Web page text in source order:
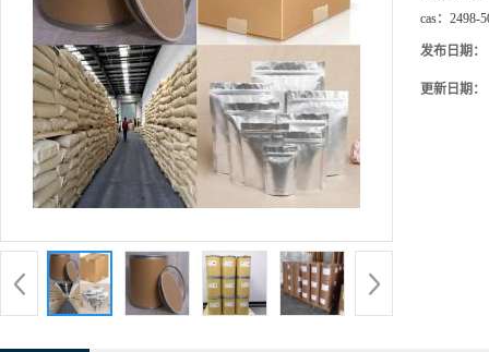
cas： 2498-
发布日期：
更新日期：